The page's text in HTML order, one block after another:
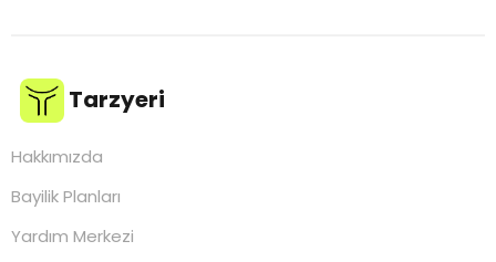
Tarzyeri
Hakkımızda
Bayilik Planları
Yardım Merkezi